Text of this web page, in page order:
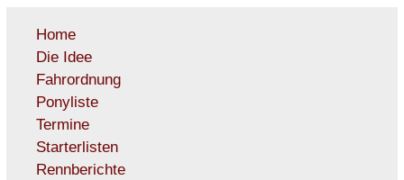
Home
Die Idee
Fahrordnung
Ponyliste
Termine
Starterlisten
Rennberichte